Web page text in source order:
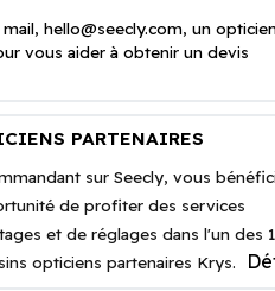
mail,hello@seecly.com, un
vous aider à obtenir un devis
PARTENAIRES
sur Seecly, vous
de profiter des services
et de réglages dans l'un des
opticiens partenaires Krys.